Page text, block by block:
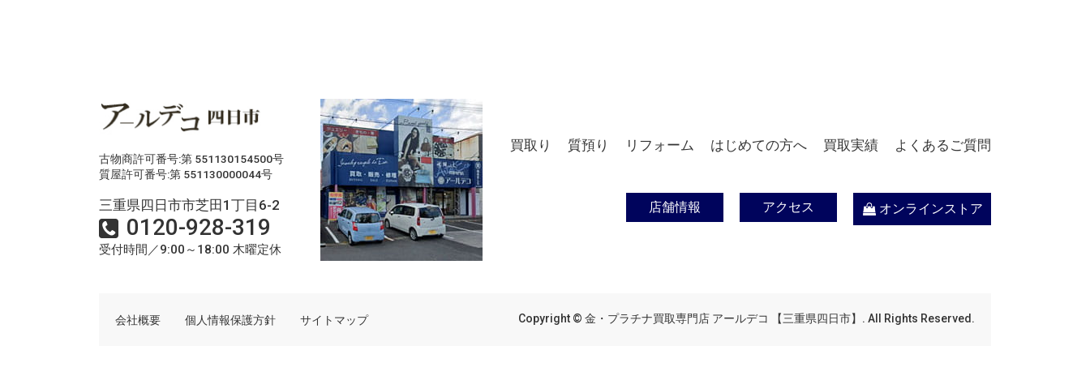
古物商許可番号:第 551130154500号
質屋許可番号:第 551130000044号
三重県四日市市芝田1丁目6-2
0120-928-319
受付時間／9:00～18:00 木曜定休
買取り 質預り リフォーム はじめての方へ 買取実績 よくあるご質問
店舗情報 アクセス オンラインストア
会社概要 個人情報保護方針 サイトマップ Copyright © 金・プラチナ買取専門店 アールデコ 【三重県四日市】. All Rights Reserved.